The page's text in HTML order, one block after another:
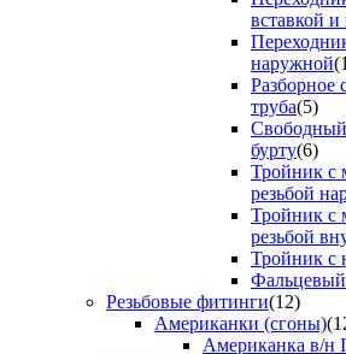
вставкой
наружной
Разборное
труба(5)
бурту(6)
Тройник с
резьбой
Тройник с
резьбой
Тройник с
Фальцевый
Резьбовые фитинги(12)
Американки (сгоны)
Американка в/н